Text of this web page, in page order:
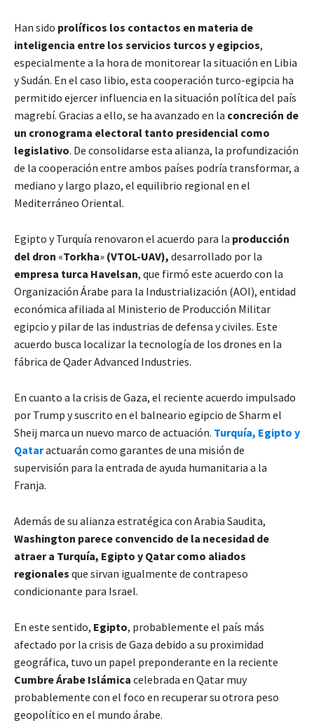
Han sido prolíficos los contactos en materia de
inteligencia entre los servicios turcos y egipcios,
especialmente a la hora de monitorear la situación en Libia
y Sudán. En el caso libio, esta cooperación turco-egipcia ha
permitido ejercer influencia en la situación política del país
magrebí. Gracias a ello, se ha avanzado en la concreción de
un cronograma electoral tanto presidencial como
legislativo. De consolidarse esta alianza, la profundización
de la cooperación entre ambos países podría transformar, a
mediano y largo plazo, el equilibrio regional en el
Mediterráneo Oriental.
Egipto y Turquía renovaron el acuerdo para la producción
del dron «Torkha» (VTOL-UAV), desarrollado por la
empresa turca Havelsan, que firmó este acuerdo con la
Organización Árabe para la Industrialización (AOI), entidad
económica afiliada al Ministerio de Producción Militar
egipcio y pilar de las industrias de defensa y civiles. Este
acuerdo busca localizar la tecnología de los drones en la
fábrica de Qader Advanced Industries.
En cuanto a la crisis de Gaza, el reciente acuerdo impulsado
por Trump y suscrito en el balneario egipcio de Sharm el
Sheij marca un nuevo marco de actuación. Turquía, Egipto y
Qataractuarán como garantes de una misión de
supervisión para la entrada de ayuda humanitaria a la
Franja.
Además de su alianza estratégica con Arabia Saudita,
Washington parece convencido de la necesidad de
atraer a Turquía, Egipto y Qatar como aliados
regionales que sirvan igualmente de contrapeso
condicionante para Israel.
En este sentido, Egipto, probablemente el país más
afectado por la crisis de Gaza debido a su proximidad
geográfica, tuvo un papel preponderante en la reciente
Cumbre Árabe Islámica celebrada en Qatar muy
probablemente con el foco en recuperar su otrora peso
geopolítico en el mundo árabe.